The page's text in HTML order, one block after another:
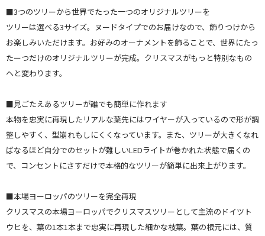
■3つのツリーから世界でたった一つのオリジナルツリーを
ツリーは選べる3サイズ。ヌードタイプでのお届けなので、飾りつけから
お楽しみいただけます。お好みのオーナメントを飾ることで、世界にたっ
たーつだけのオリジナルツリーが完成。クリスマスがもっと特別なもの
ヘと変わります。
■見ごたえあるツリーが誰でも簡単に作れます
本物を忠実に再現したリアルな葉先にはワイヤーが入っているので形が調
整しやすく、型崩れもしにくくなっています。また、ツリーが大きくなれ
ばなるほど自分でのセットが難しいLEDライトが巻かれた状態で届くの
で、コンセントにさすだけで本格的なツリーが簡単に出来上がります。
■本場ヨーロッパのツリーを完全再現
クリスマスの本場ヨーロッパでクリスマスツリーとして主流のドイツト
ウヒを、葉の1本1本まで忠実に再現した細かな枝葉。葉の根元には、質